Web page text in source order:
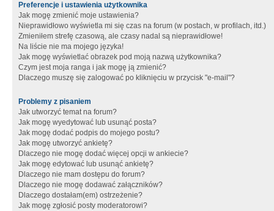
Preferencje i ustawienia użytkownika
Jak mogę zmienić moje ustawienia?
Nieprawidłowo wyświetla mi się czas na forum (w postach, w profilach, itd.)
Zmieniłem strefę czasową, ale czasy nadal są nieprawidłowe!
Na liście nie ma mojego języka!
Jak mogę wyświetlać obrazek pod moją nazwą użytkownika?
Czym jest moja ranga i jak mogę ją zmienić?
Dlaczego muszę się zalogować po kliknięciu w przycisk "e-mail"?
Problemy z pisaniem
Jak utworzyć temat na forum?
Jak mogę wyedytować lub usunąć posta?
Jak mogę dodać podpis do mojego postu?
Jak mogę utworzyć ankietę?
Dlaczego nie mogę dodać więcej opcji w ankiecie?
Jak mogę edytować lub usunąć ankietę?
Dlaczego nie mam dostępu do forum?
Dlaczego nie mogę dodawać załączników?
Dlaczego dostałam(em) ostrzeżenie?
Jak mogę zgłosić posty moderatorowi?